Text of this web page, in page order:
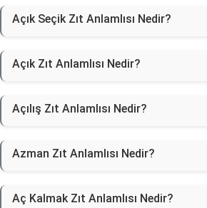
Açık Seçik Zıt Anlamlısı Nedir?
Açık Zıt Anlamlısı Nedir?
Açılış Zıt Anlamlısı Nedir?
Azman Zıt Anlamlısı Nedir?
Aç Kalmak Zıt Anlamlısı Nedir?